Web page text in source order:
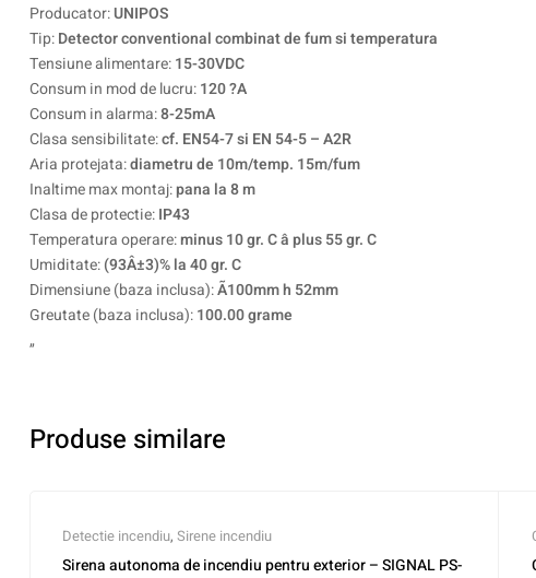
Producator:UNIPOS
Tip:Detector conventional combinat de fum si temperatura
Tensiune alimentare:15-30VDC
Consum in mod de lucru:120 ?A
Consum in alarma:8-25mA
Clasa sensibilitate:cf. EN54-7 si EN 54-5 – A2R
Aria protejata:diametru de 10m/temp. 15m/fum
Inaltime max montaj:pana la 8 m
Clasa de protectie:IP43
Temperatura operare:minus 10 gr. C â plus 55 gr. C
Umiditate:(93Â±3)% la 40 gr. C
Dimensiune (baza inclusa):Ã100mm h 52mm
Greutate (baza inclusa):100.00 grame
„
Produse similare
Detectie incendiu, Sirene incendiu
Sirena autonoma de incendiu pentru exterior – SIGNAL PS-